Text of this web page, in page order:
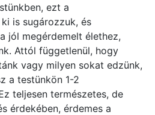
ezt a
is sugározzuk, és
jól megérdemelt élethez,
Attól függetlenül, hogy
vagy milyen sokat edzünk,
a testünkön 1-2
teljesen természetes, de
érdekében, érdemes a